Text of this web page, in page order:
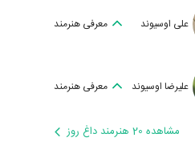
علی اوسیوند معرفی هنرمند
علیرضا اوسیوند معرفی هنرمند
مشاهده 20 هنرمند داغ روز